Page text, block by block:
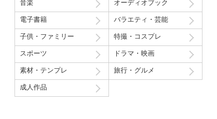
Route207さんいつも良い作品をありがとうございます！
初レビューですが、よく購入させて貰ってます！
音楽 オーディオブック
電子書籍 バラエティ・芸能
子供・ファミリー 特撮・コスプレ
スポーツ ドラマ・映画
素材・テンプレ 旅行・グルメ
成人作品